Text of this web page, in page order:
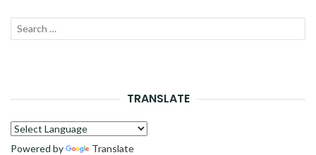
Recherche
TRANSLATE
Powered by Translate